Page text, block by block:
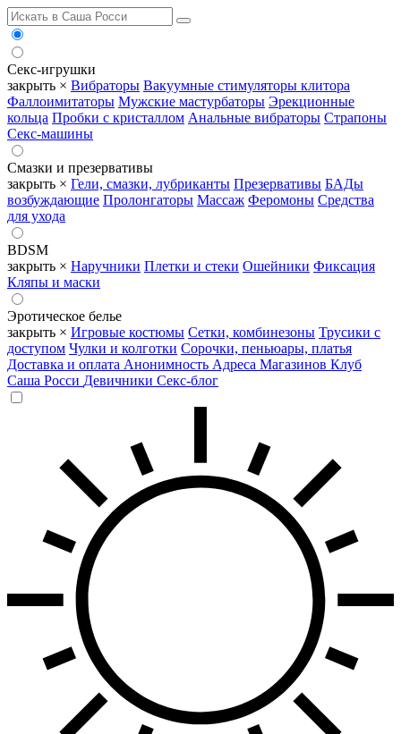
Секс-игрушки
закрыть × Вибраторы Вакуумные стимуляторы клитора
Фаллоимитаторы Мужские мастурбаторы Эрекционные
кольца Пробки с кристаллом Анальные вибраторы Страпоны
Секс-машины
Смазки и презервативы
закрыть × Гели, смазки, лубриканты Презервативы БАДы
возбуждающие Пролонгаторы Массаж Феромоны Средства
для ухода
BDSM
закрыть × Наручники Плетки и стеки Ошейники Фиксация
Кляпы и маски
Эротическое белье
закрыть × Игровые костюмы Сетки, комбинезоны Трусики с
доступом Чулки и колготки Сорочки, пеньюары, платья
Доставка и оплата Анонимность Адреса Магазинов Клуб
Саша Росси Девичники Секс-блог